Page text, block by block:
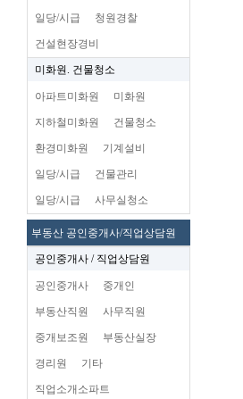
일당/시급 청원경찰
건설현장경비
미화원. 건물청소
아파트미화원 미화원
지하철미화원 건물청소
환경미화원 기계설비
일당/시급 건물관리
일당/시급 사무실청소
부동산 공인중개사/직업상담원
공인중개사 / 직업상담원
공인중개사 중개인
부동산직원 사무직원
중개보조원 부동산실장
경리원 기타
직업소개소파트